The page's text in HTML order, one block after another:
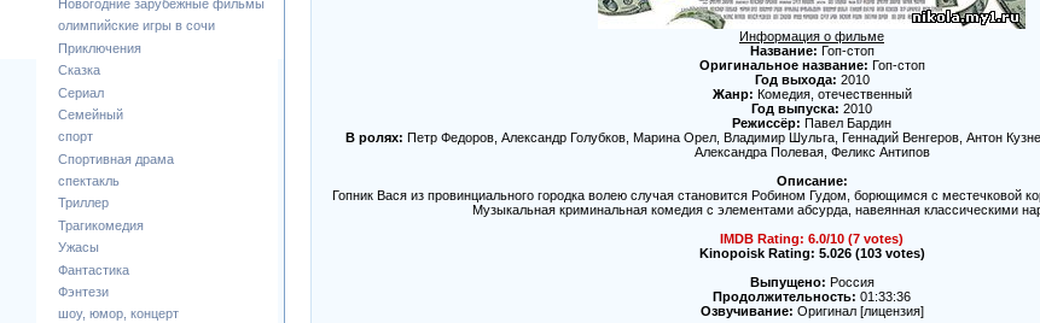
Новогодние зарубежные фильмы
олимпийские игры в сочи
Приключения
Сказка
Сериал
Семейный
спорт
Спортивная драма
спектакль
Триллер
Трагикомедия
Ужасы
Фантастика
Фэнтези
шоу, юмор, концерт
Информация о фильме
Название: Гоп-стоп
Оригинальное название: Гоп-стоп
Год выхода: 2010
Жанр: Комедия, отечественный
Год выпуска: 2010
Режиссёр: Павел Бардин
В ролях: Петр Федоров, Александр Голубков, Марина Орел, Владимир Шульга, Геннадий Венгеров, Антон
Александра Полевая, Феликс Антипов
Описание:
Гопник Вася из провинциального городка волею случая становится Робином Гудом, борющимся с местечковой
Музыкальная криминальная комедия с элементами абсурда, навеянная классическими
IMDB Rating: 6.0/10 (7 votes)
Kinopoisk Rating: 5.026 (103 votes)
Выпущено: Россия
Продолжительность: 01:33:36
Озвучивание: Оригинал [лицензия]